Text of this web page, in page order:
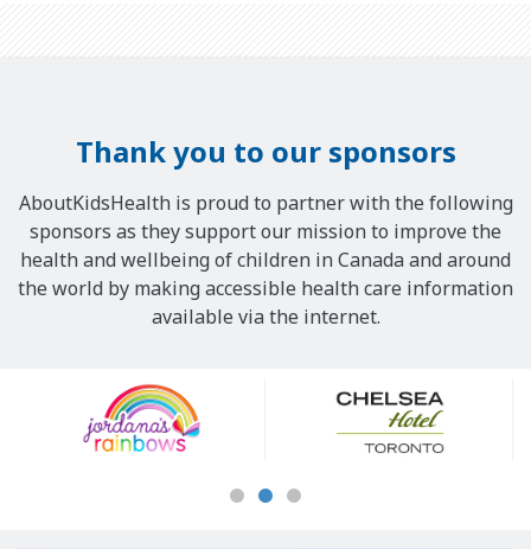
Thank you to our sponsors
AboutKidsHealth is proud to partner with the following
sponsors as they support our mission to improve the
health and wellbeing of children in Canada and around
the world by making accessible health care information
available via the internet.
Sponsors